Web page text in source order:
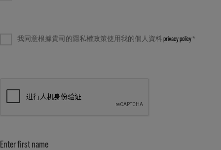
我同意根據貴司的隱私權政策使用我的個人資料privacy policy*
Enter first name